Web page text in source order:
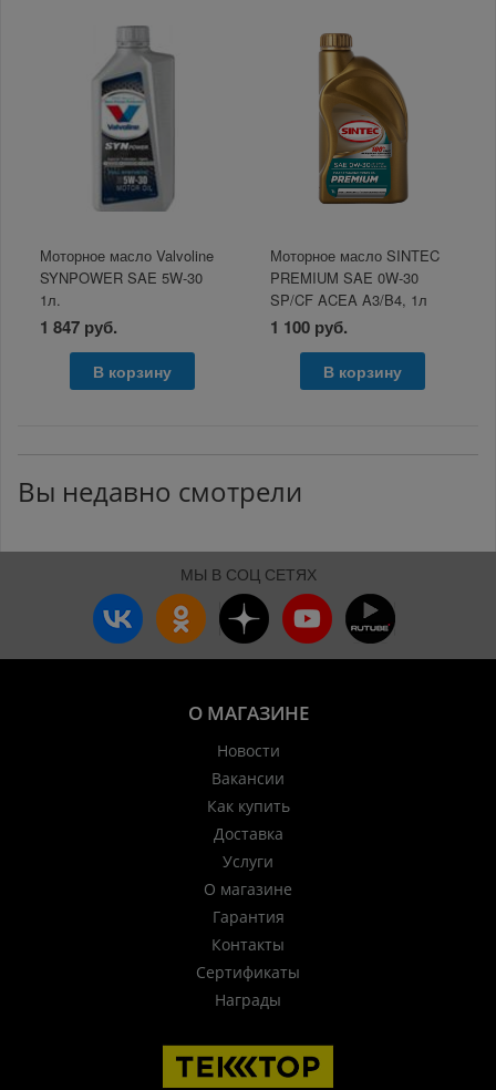
Моторное масло Valvoline
SYNPOWER SAE 5W-30
1л.
1 847 руб.
В корзину
Моторное масло SINTEC
PREMIUM SAE 0W-30
SP/CF ACEA A3/B4, 1л
1 100 руб.
В корзину
Вы недавно смотрели
МЫ В СОЦ СЕТЯХ
О МАГАЗИНЕ
Новости
Вакансии
Как купить
Доставка
Услуги
О магазине
Гарантия
Контакты
Сертификаты
Награды